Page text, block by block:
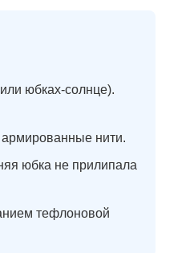
юбках-солнце).
нити.
юбка не прилипала
тефлоновой